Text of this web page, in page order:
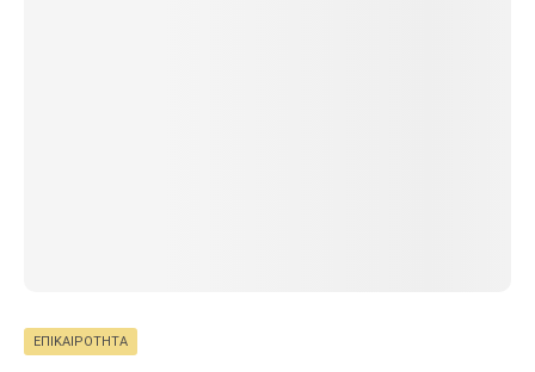
ΕΠΙΚΑΙΡΌΤΗΤΑ